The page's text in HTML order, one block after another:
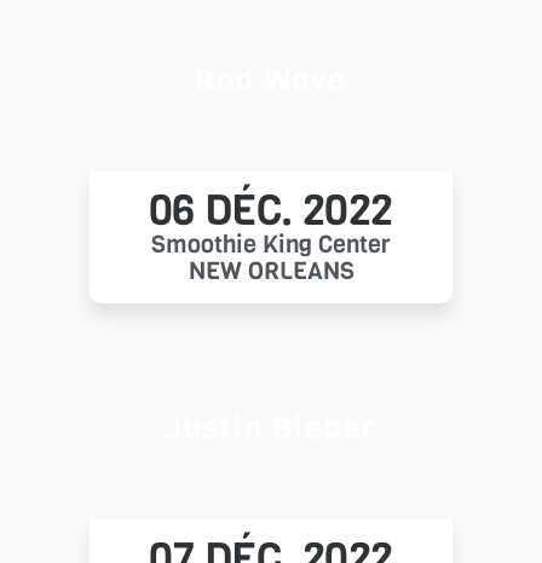
06 DÉC. 2022
Smoothie King Center
NEW ORLEANS